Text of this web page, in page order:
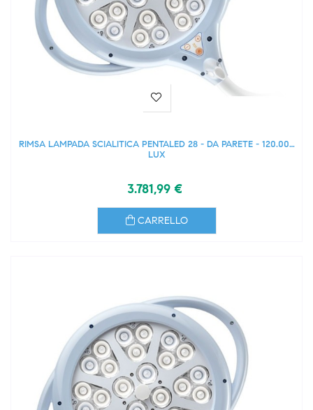
RIMSA LAMPADA SCIALITICA PENTALED 28 - DA PARETE - 120.000
LUX
3.781,99 €
CARRELLO